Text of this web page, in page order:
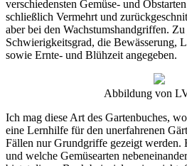
verschiedensten Gemüse- und
schließlich Vermehrt und
aber bei den Wachstumshandgriffen.
Schwierigkeitsgrad, die Bewässerung,
sowie Ernte- und Blühzeit angegeben.
Abbildung von
Ich mag diese Art des Gartenbuches,
eine Lernhilfe für den unerfahrenen
Fällen nur Grundgriffe gezeigt werden.
und welche Gemüsearten